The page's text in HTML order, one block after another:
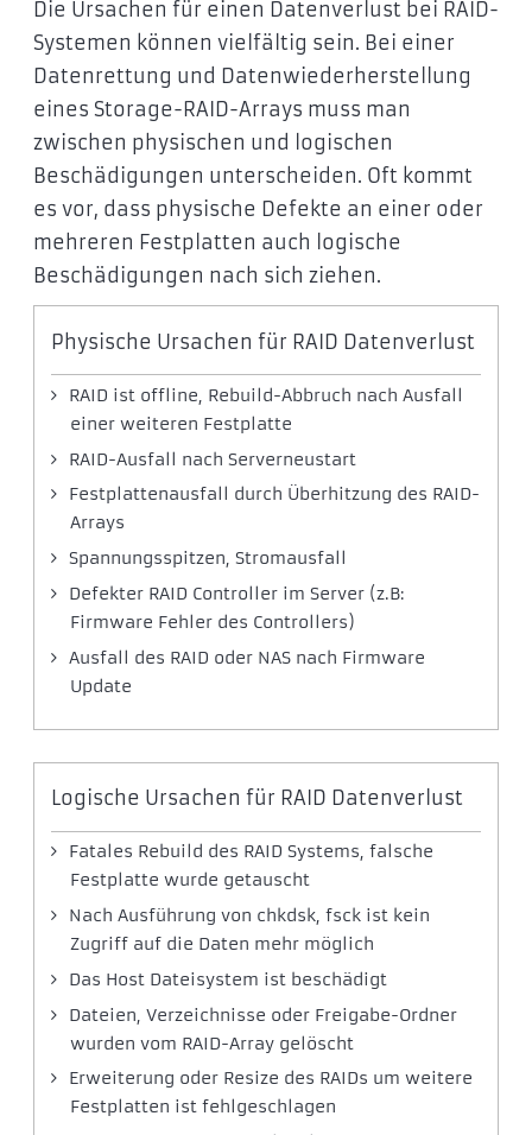
Die Ursachen für einen Datenverlust bei RAID-
Systemen können vielfältig sein. Bei einer
Datenrettung und Datenwiederherstellung
eines Storage-RAID-Arrays muss man
zwischen physischen und logischen
Beschädigungen unterscheiden. Oft kommt
es vor, dass physische Defekte an einer oder
mehreren Festplatten auch logische
Beschädigungen nach sich ziehen.
Physische Ursachen für RAID Datenverlust
RAID ist offline, Rebuild-Abbruch nach Ausfall
einer weiteren Festplatte
RAID-Ausfall nach Serverneustart
Festplattenausfall durch Überhitzung des RAID-
Arrays
Spannungsspitzen, Stromausfall
Defekter RAID Controller im Server (z.B:
Firmware Fehler des Controllers)
Ausfall des RAID oder NAS nach Firmware
Update
Logische Ursachen für RAID Datenverlust
Fatales Rebuild des RAID Systems, falsche
Festplatte wurde getauscht
Nach Ausführung von chkdsk, fsck ist kein
Zugriff auf die Daten mehr möglich
Das Host Dateisystem ist beschädigt
Dateien, Verzeichnisse oder Freigabe-Ordner
wurden vom RAID-Array gelöscht
Erweiterung oder Resize des RAIDs um weitere
Festplatten ist fehlgeschlagen